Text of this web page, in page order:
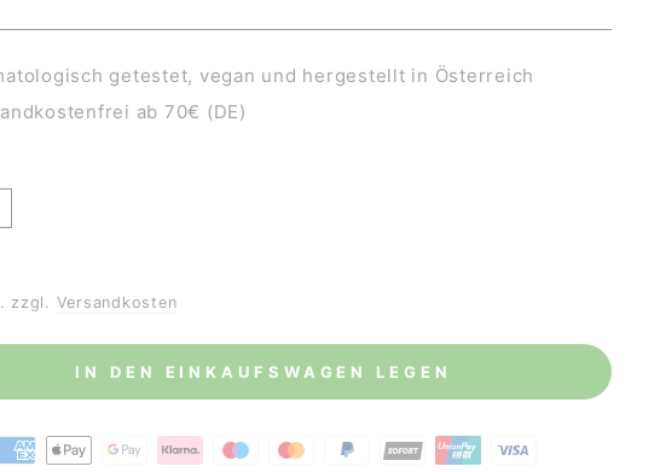
getestet, vegan und hergestellt in Österreich
ab 70€ (DE)
zzgl. Versandkosten
IN DEN EINKAUFSWAGEN LEGEN